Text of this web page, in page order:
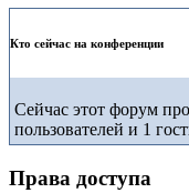
Кто сейчас на конференции
Сейчас этот форум
пользователей и 1
Права доступа